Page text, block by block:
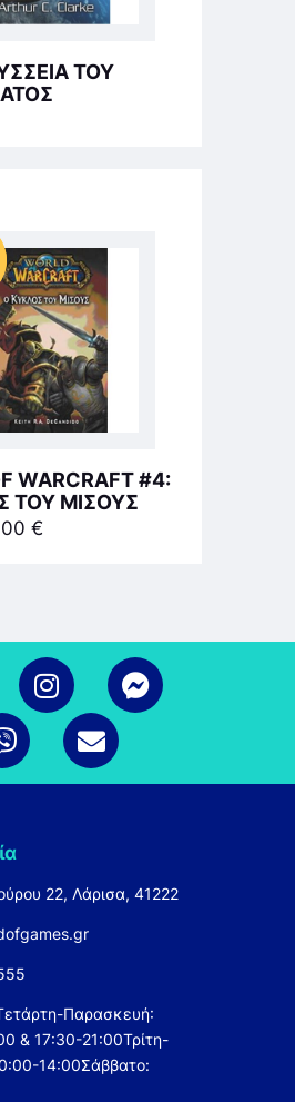
ΤΟΥ
WARCRAFT #4:
ΤΟΥ ΜΙΣΟΥΣ
€
22, Λάρισα, 41222
Παρασκευή:
& 17:30-21:00Τρίτη-
14:00Σάββατο: